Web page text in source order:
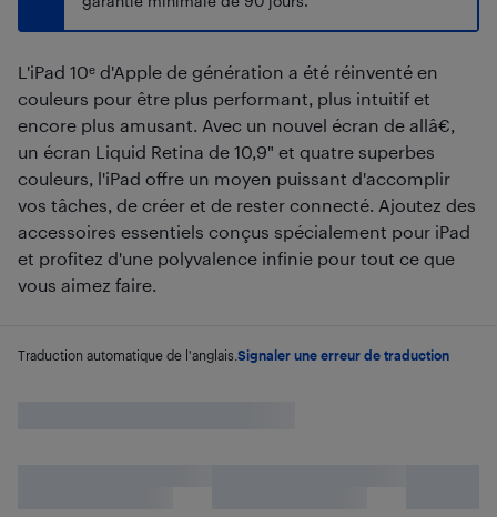
L'iPad 10ᵉ d'Apple de génération a été réinventé en
couleurs pour être plus performant, plus intuitif et
encore plus amusant. Avec un nouvel écran de allâ€,
un écran Liquid Retina de 10,9" et quatre superbes
couleurs, l'iPad offre un moyen puissant d'accomplir
vos tâches, de créer et de rester connecté. Ajoutez des
accessoires essentiels conçus spécialement pour iPad
et profitez d'une polyvalence infinie pour tout ce que
vous aimez faire.
Traduction automatique de l'anglais. Signaler une erreur de traduction